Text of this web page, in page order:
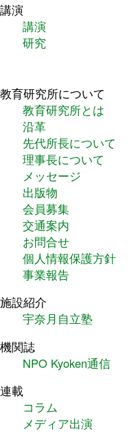
講演
講演
研究
教育研究所について
教育研究所とは
沿革
先代所長について
理事長について
メッセージ
出版物
会員募集
交通案内
お問合せ
個人情報保護方針
事業報告
施設紹介
宇奈月自立塾
機関誌
NPO Kyoken通信
連載
コラム
メディア出演